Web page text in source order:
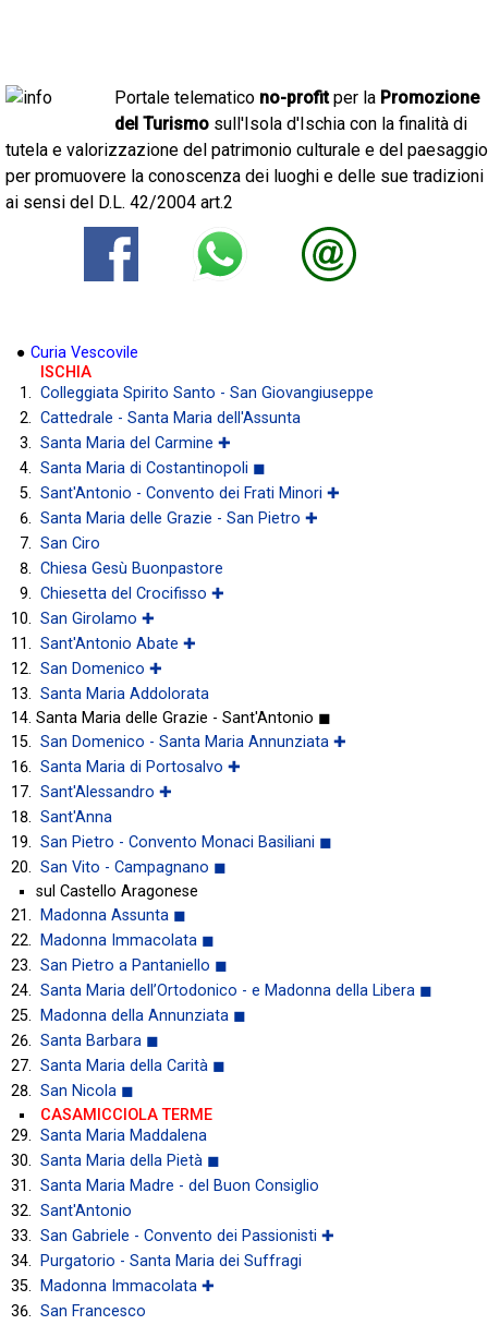
Portale telematico no-profitper la Promozione
del Turismo sull'Isola d'Ischia con la finalità di
tutela e valorizzazione del patrimonio culturale e del paesaggio
per promuovere la conoscenza dei luoghi e delle sue tradizioni
ai sensi del D.L. 42/2004 art.2
● Curia Vescovile
ISCHIA
Colleggiata Spirito Santo - San Giovangiuseppe
Cattedrale - Santa Maria dell'Assunta
Santa Maria del Carmine ✚
Santa Maria di Costantinopoli ◼
Sant'Antonio - Convento dei Frati Minori ✚
Santa Maria delle Grazie - San Pietro ✚
San Ciro
Chiesa Gesù Buonpastore
Chiesetta del Crocifisso ✚
San Girolamo ✚
Sant'Antonio Abate ✚
San Domenico ✚
Santa Maria Addolorata
Santa Maria delle Grazie - Sant'Antonio ◼
San Domenico - Santa Maria Annunziata ✚
Santa Maria di Portosalvo ✚
Sant'Alessandro ✚
Sant'Anna
San Pietro - Convento Monaci Basiliani ◼
San Vito - Campagnano ◼
sul Castello Aragonese
Madonna Assunta ◼
Madonna Immacolata ◼
San Pietro a Pantaniello ◼
Santa Maria dell’Ortodonico - e Madonna della Libera ◼
Madonna della Annunziata ◼
Santa Barbara ◼
Santa Maria della Carità ◼
San Nicola ◼
CASAMICCIOLA TERME
Santa Maria Maddalena
Santa Maria della Pietà ◼
Santa Maria Madre - del Buon Consiglio
Sant'Antonio
San Gabriele - Convento dei Passionisti ✚
Purgatorio - Santa Maria dei Suffragi
Madonna Immacolata ✚
San Francesco